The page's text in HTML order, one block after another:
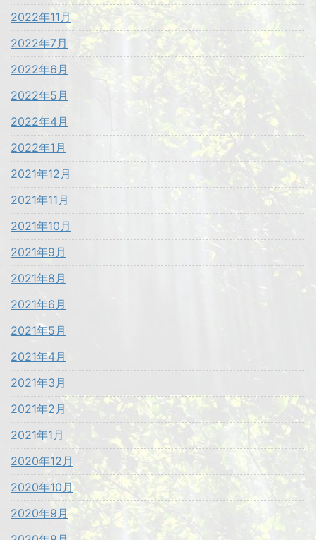
2022年11月
2022年7月
2022年6月
2022年5月
2022年4月
2022年1月
2021年12月
2021年11月
2021年10月
2021年9月
2021年8月
2021年6月
2021年5月
2021年4月
2021年3月
2021年2月
2021年1月
2020年12月
2020年10月
2020年9月